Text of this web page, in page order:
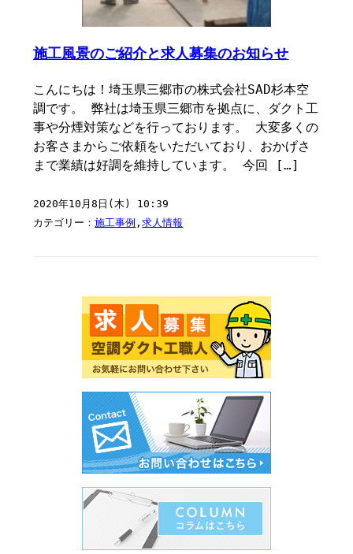
施工風景のご紹介と求人募集のお知らせ
こんにちは！埼玉県三郷市の株式会社SAD杉本空
調です。 弊社は埼玉県三郷市を拠点に、ダクト工
事や分煙対策などを行っております。 大変多くの
お客さまからご依頼をいただいており、おかげさ
まで業績は好調を維持しています。 今回 […]
2020年10月8日(木) 10:39
カテゴリー：施工事例 ,求人情報